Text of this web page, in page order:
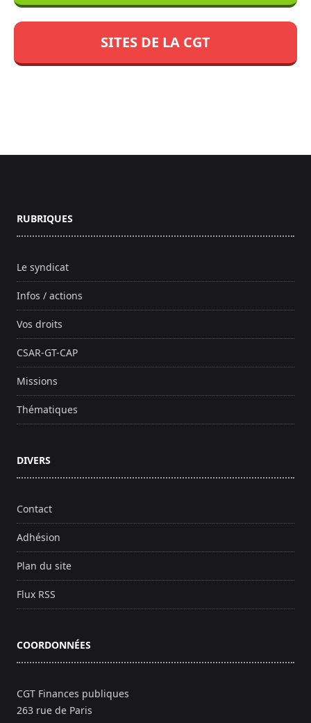
SITES DE LA CGT
RUBRIQUES
Le syndicat
Infos / actions
Vos droits
CSAR-GT-CAP
Missions
Thématiques
DIVERS
Contact
Adhésion
Plan du site
Flux RSS
COORDONNÉES
CGT Finances publiques
263 rue de Paris